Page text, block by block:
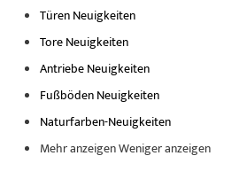
Türen Neuigkeiten
Tore Neuigkeiten
Antriebe Neuigkeiten
Fußböden Neuigkeiten
Naturfarben-Neuigkeiten
Mehr anzeigenWeniger anzeigen